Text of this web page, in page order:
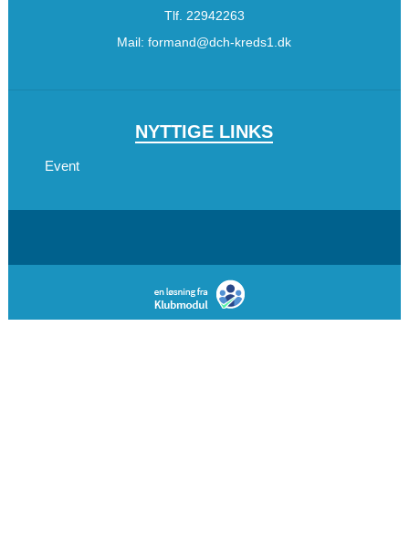
Tlf. 22942263
Mail:formand@dch-kreds1.dk
NYTTIGE LINKS
Event